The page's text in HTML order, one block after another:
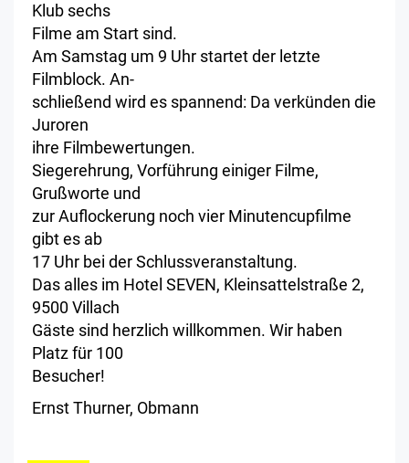
Klub sechs
Filme am Start sind.
Am Samstag um 9 Uhr startet der letzte
Filmblock. An-
schließend wird es spannend: Da verkünden die
Juroren
ihre Filmbewertungen.
Siegerehrung, Vorführung einiger Filme,
Grußworte und
zur Auflockerung noch vier Minutencupfilme
gibt es ab
17 Uhr bei der Schlussveranstaltung.
Das alles im Hotel SEVEN, Kleinsattelstraße 2,
9500 Villach
Gäste sind herzlich willkommen. Wir haben
Platz für 100
Besucher!
Ernst Thurner, Obmann